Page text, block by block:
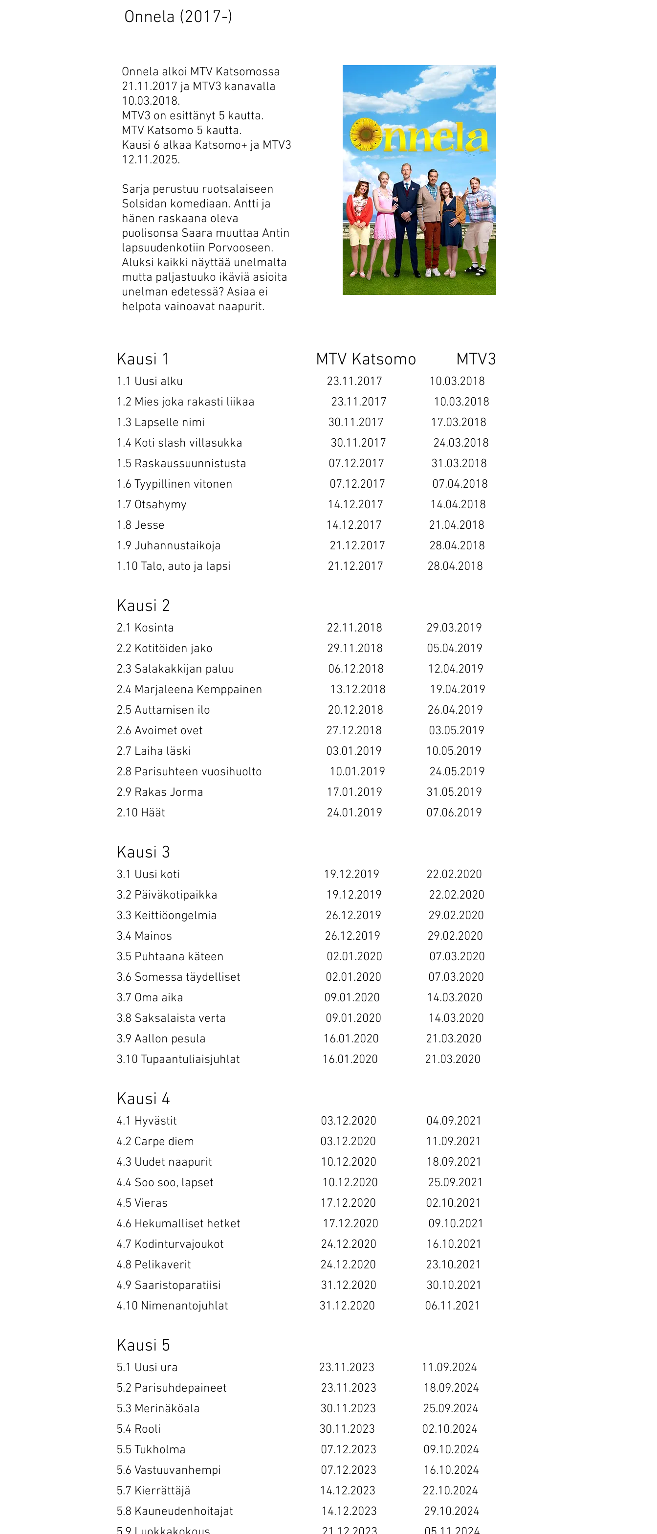
Onnela (2017-)
Onnela alkoi MTV Katsomossa
21.11.2017 ja MTV3 kanavalla
10.03.2018.
MTV3 on esittänyt 5 kautta.
MTV Katsomo 5 kautta.
Kausi 6 alkaa Katsomo+ ja MTV3
12.11.2025.
Sarja perustuu ruotsalaiseen
Solsidan komediaan. Antti ja
hänen raskaana oleva
puolisonsa Saara muuttaa Antin
lapsuudenkotiin Porvooseen.
Aluksi kaikki näyttää unelmalta
mutta paljastuuko ikäviä asioita
unelman edetessä? Asiaa ei
helpota vainoavat naapurit.
Kausi 1 MTV Katsomo MTV3
1.1 Uusi alku 23.11.2017 10.03.2018
1.2 Mies joka rakasti liikaa 23.11.2017 10.03.2018
1.3 Lapselle nimi 30.11.2017 17.03.2018
1.4 Koti slash villasukka 30.11.2017 24.03.2018
1.5 Raskaussuunnistusta 07.12.2017 31.03.2018
1.6 Tyypillinen vitonen 07.12.2017 07.04.2018
1.7 Otsahymy 14.12.2017 14.04.2018
1.8 Jesse 14.12.2017 21.04.2018
1.9 Juhannustaikoja 21.12.2017 28.04.2018
1.10 Talo, auto ja lapsi 21.12.2017 28.04.2018
Kausi 2
2.1 Kosinta 22.11.2018 29.03.2019
2.2 Kotitöiden jako 29.11.2018 05.04.2019
2.3 Salakakkijan paluu 06.12.2018 12.04.2019
2.4 Marjaleena Kemppainen 13.12.2018 19.04.2019
2.5 Auttamisen ilo 20.12.2018 26.04.2019
2.6 Avoimet ovet 27.12.2018 03.05.2019
2.7 Laiha läski 03.01.2019 10.05.2019
2.8 Parisuhteen vuosihuolto 10.01.2019 24.05.2019
2.9 Rakas Jorma 17.01.2019 31.05.2019
2.10 Häät 24.01.2019 07.06.2019
Kausi 3
3.1 Uusi koti 19.12.2019 22.02.2020
3.2 Päiväkotipaikka 19.12.2019 22.02.2020
3.3 Keittiöongelmia 26.12.2019 29.02.2020
3.4 Mainos 26.12.2019 29.02.2020
3.5 Puhtaana käteen 02.01.2020 07.03.2020
3.6 Somessa täydelliset 02.01.2020 07.03.2020
3.7 Oma aika 09.01.2020 14.03.2020
3.8 Saksalaista verta 09.01.2020 14.03.2020
3.9 Aallon pesula 16.01.2020 21.03.2020
3.10 Tupaantuliaisjuhlat 16.01.2020 21.03.2020
Kausi 4
4.1 Hyvästit 03.12.2020 04.09.2021
4.2 Carpe diem 03.12.2020 11.09.2021
4.3 Uudet naapurit 10.12.2020 18.09.2021
4.4 Soo soo, lapset 10.12.2020 25.09.2021
4.5 Vieras 17.12.2020 02.10.2021
4.6 Hekumalliset hetket 17.12.2020 09.10.2021
4.7 Kodinturvajoukot 24.12.2020 16.10.2021
4.8 Pelikaverit 24.12.2020 23.10.2021
4.9 Saaristoparatiisi 31.12.2020 30.10.2021
4.10 Nimenantojuhlat 31.12.2020 06.11.2021
Kausi 5
5.1 Uusi ura 23.11.2023 11.09.2024
5.2 Parisuhdepaineet 23.11.2023 18.09.2024
5.3 Merinäköala 30.11.2023 25.09.2024
5.4 Rooli 30.11.2023 02.10.2024
5.5 Tukholma 07.12.2023 09.10.2024
5.6 Vastuuvanhempi 07.12.2023 16.10.2024
5.7 Kierrättäjä 14.12.2023 22.10.2024
5.8 Kauneudenhoitajat 14.12.2023 29.10.2024